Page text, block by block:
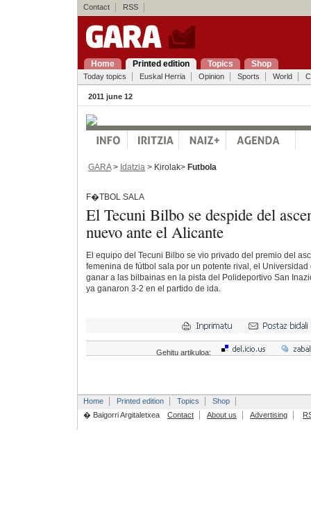
Contact RSS
Home Printed edition Topics Shop
Today topics Euskal Herria Opinion Sports World
2011 june 12
GARA> Idatzia > Kirolak> Futbola
F�TBOL SALA
El Tecuni Bilbo se despide del
nuevo ante el Alicante
El equipo del Tecuni Bilbo se vio privado del premio del
femenina de fútbol sala por un potente rival, el
ganar a las bilbainas en la pista del Polideportivo San
ya ganaron 3-2 en el partido de ida.
Gehitu artikuloa:
Home Printed edition Topics
Shop
� Baigorri Argitaletxea
Contact About us Advertising